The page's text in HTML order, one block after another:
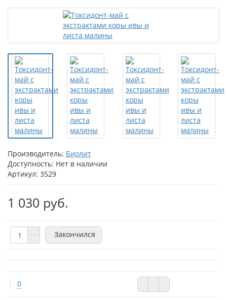
Производитель: Биолит
Доступность: Нет в наличии
Артикул: 3529
1 030 руб.
Закончился
0